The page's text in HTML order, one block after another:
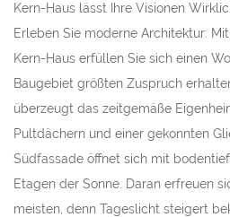
Kern-Haus lässt Ihre Visionen
Erleben Sie moderne Architektur:
Kern-Haus erfüllen Sie sich einen
Baugebiet größten Zuspruch
überzeugt das zeitgemäße
Pultdächern und einer gekonnten
Südfassade öffnet sich mit
Etagen der Sonne. Daran erfreuen
meisten, denn Tageslicht steigert